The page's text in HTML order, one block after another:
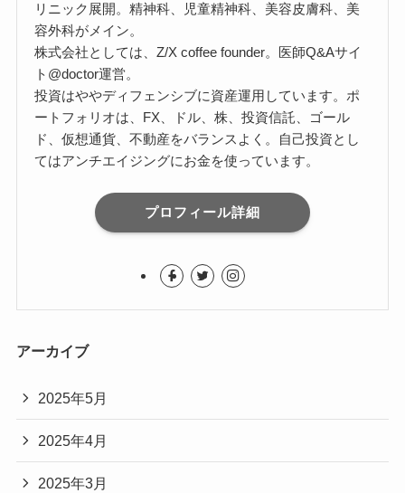
リニック展開。精神科、児童精神科、美容皮膚科、美
容外科がメイン。
株式会社としては、Z/X coffee founder。医師Q&Aサイ
ト@doctor運営。
投資はややディフェンシブに資産運用しています。ポ
ートフォリオは、FX、ドル、株、投資信託、ゴール
ド、仮想通貨、不動産をバランスよく。自己投資とし
てはアンチエイジングにお金を使っています。
プロフィール詳細
アーカイブ
2025年5月
2025年4月
2025年3月